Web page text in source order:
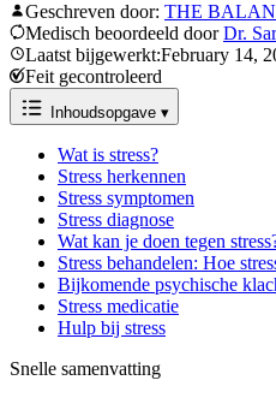
Geschreven door: THE
Medisch beoordeeld doorDr.
Laatst bijgewerkt:February 14,
Feit gecontroleerd
Inhoudsopgave ▾
Wat is stress?
Stress herkennen
Stress symptomen
Stress diagnose
Wat kan je doen tegen
Stress behandelen: Hoe
Bijkomende psychische
Stress medicatie
Hulp bij stress
Snelle samenvatting